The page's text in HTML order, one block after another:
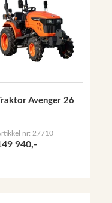
Avenger 26
nr: 27710
940,-